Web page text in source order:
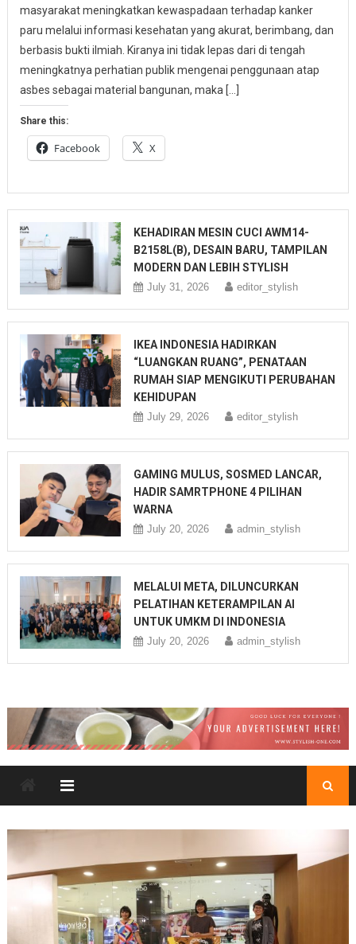
masyarakat meningkatkan kewaspadaan terhadap kanker
paru melalui informasi kesehatan yang akurat, berimbang, dan
berbasis bukti ilmiah. Kiranya ini tidak lepas dari di tengah
meningkatnya perhatian publik mengenai penggunaan atap
asbes sebagai material bangunan, maka […]
Share this:
Facebook X
KEHADIRAN MESIN CUCI AWM14-
B2158L(B), DESAIN BARU, TAMPILAN
MODERN DAN LEBIH STYLISH
July 31, 2026 editor_stylish
IKEA INDONESIA HADIRKAN
“LUANGKAN RUANG”, PENATAAN
RUMAH SIAP MENGIKUTI PERUBAHAN
KEHIDUPAN
July 29, 2026 editor_stylish
GAMING MULUS, SOSMED LANCAR,
HADIR SAMRTPHONE 4 PILIHAN
WARNA
July 20, 2026 admin_stylish
MELALUI META, DILUNCURKAN
PELATIHAN KETERAMPILAN AI
UNTUK UMKM DI INDONESIA
July 20, 2026 admin_stylish